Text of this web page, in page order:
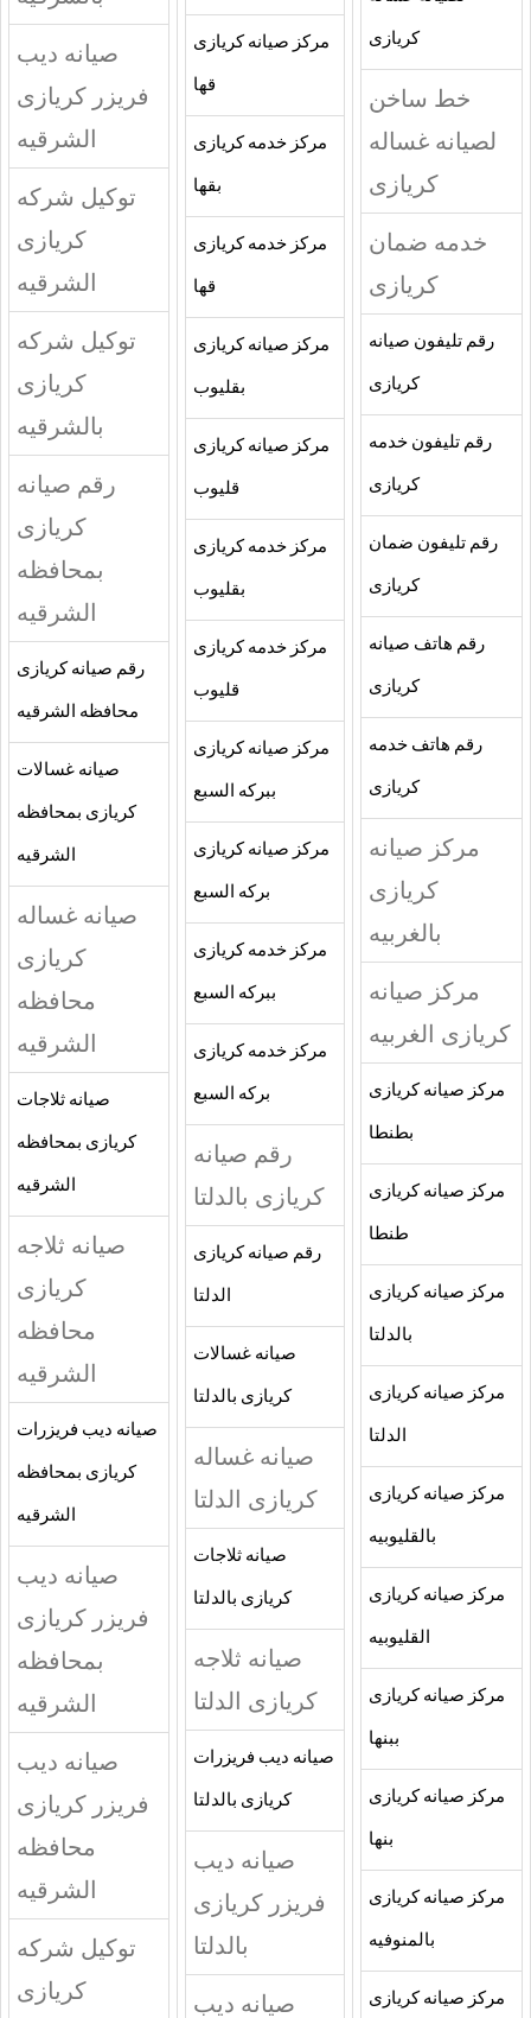
كريازى
خط ساخن
لصيانه غساله
كريازى
خدمه ضمان
كريازى
رقم تليفون صيانه
كريازى
رقم تليفون خدمه
كريازى
رقم تليفون ضمان
كريازى
رقم هاتف صيانه
كريازى
رقم هاتف خدمه
كريازى
مركز صيانه
كريازى
بالغربيه
مركز صيانه
كريازى الغربيه
مركز صيانه كريازى
بطنطا
مركز صيانه كريازى
طنطا
مركز صيانه كريازى
بالدلتا
مركز صيانه كريازى
الدلتا
مركز صيانه كريازى
بالقليوبيه
مركز صيانه كريازى
القليوبيه
مركز صيانه كريازى
ببنها
مركز صيانه كريازى
بنها
مركز صيانه كريازى
بالمنوفيه
مركز صيانه كريازى
مركز صيانه كريازى
قها
مركز خدمه كريازى
بقها
مركز خدمه كريازى
قها
مركز صيانه كريازى
بقليوب
مركز صيانه كريازى
قليوب
مركز خدمه كريازى
بقليوب
مركز خدمه كريازى
قليوب
مركز صيانه كريازى
ببركه السبع
مركز صيانه كريازى
بركه السبع
مركز خدمه كريازى
ببركه السبع
مركز خدمه كريازى
بركه السبع
رقم صيانه
كريازى بالدلتا
رقم صيانه كريازى
الدلتا
صيانه غسالات
كريازى بالدلتا
صيانه غساله
كريازى الدلتا
صيانه ثلاجات
كريازى بالدلتا
صيانه ثلاجه
كريازى الدلتا
صيانه ديب فريزرات
كريازى بالدلتا
صيانه ديب
فريزر كريازى
بالدلتا
صيانه ديب
صيانه ديب
فريزر كريازى
الشرقيه
توكيل شركه
كريازى
الشرقيه
توكيل شركه
كريازى
بالشرقيه
رقم صيانه
كريازى
بمحافظه
الشرقيه
رقم صيانه كريازى
محافظه الشرقيه
صيانه غسالات
كريازى بمحافظه
الشرقيه
صيانه غساله
كريازى
محافظه
الشرقيه
صيانه ثلاجات
كريازى بمحافظه
الشرقيه
صيانه ثلاجه
كريازى
محافظه
الشرقيه
صيانه ديب فريزرات
كريازى بمحافظه
الشرقيه
صيانه ديب
فريزر كريازى
بمحافظه
الشرقيه
صيانه ديب
فريزر كريازى
محافظه
الشرقيه
توكيل شركه
كريازى